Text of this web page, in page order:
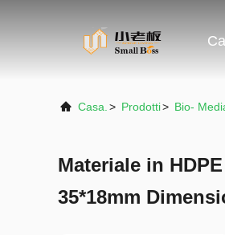
Casa. > Prodotti> Bio-
Materiale in
35*18mm